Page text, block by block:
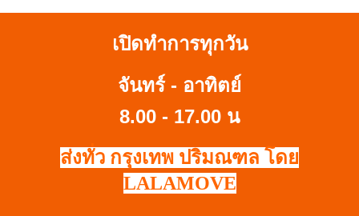
เปิดทำการทุกวัน
จันทร์ - อาทิตย์
8.00 - 17.00 น
ส่งทั่ว กรุงเทพ ปริมณฑล โดย
LALAMOVE